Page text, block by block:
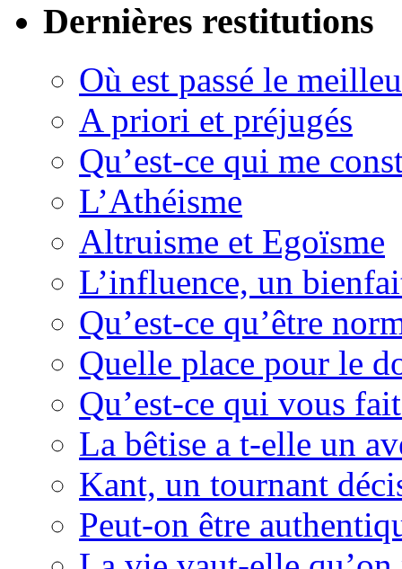
Dernières restitutions
Où est passé le
A priori et préjugés
Qu’est-ce qui me
L’Athéisme
Altruisme et Egoïsme
L’influence, un
Qu’est-ce qu’être
Quelle place pour le
Qu’est-ce qui vous
La bêtise a t-elle un
Kant, un tournant
Peut-on être